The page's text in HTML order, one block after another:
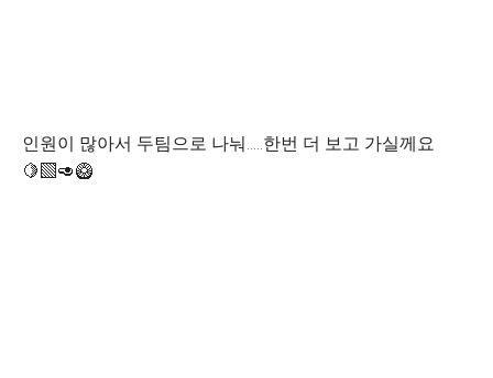
인원이 많아서 두팀으로 나눠.....한번 더 보고 가실께요
🍋‍🟩🥑🥝